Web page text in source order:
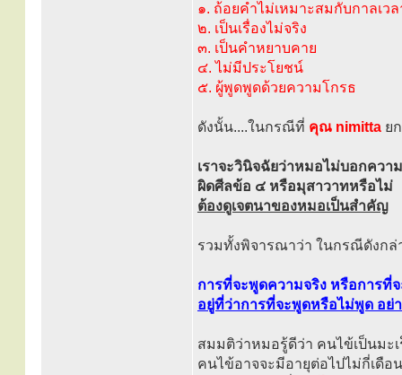
๑. ถ้อยคำไม่เหมาะสมกับกาลเวล
๒. เป็นเรื่องไม่จริง
๓. เป็นคำหยาบคาย
๔. ไม่มีประโยชน์
๕. ผู้พูดพูดด้วยความโกรธ
ดังนั้น....ในกรณีที่ คุณ nimitta ย
เราจะวินิจฉัยว่าหมอไม่บอกควา
ผิดศีลข้อ ๔ หรือมุสาวาทหรือไม่
ต้องดูเจตนาของหมอเป็นสำคัญ
รวมทั้งพิจารณาว่า ในกรณีดังกล่
การที่จะพูดความจริง หรือการที่
อยู่ที่ว่าการที่จะพูดหรือไม่พูด อย่
สมมติว่าหมอรู้ดีว่า คนไข้เป็นมะ
คนไข้อาจจะมีอายุต่อไปไม่กี่เดือน